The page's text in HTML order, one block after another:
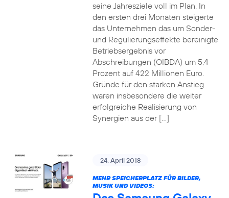
seine Jahresziele voll im Plan. In
den ersten drei Monaten steigerte
das Unternehmen das um Sonder-
und Regulierungseffekte bereinigte
Betriebsergebnis vor
Abschreibungen (OIBDA) um 5,4
Prozent auf 422 Millionen Euro.
Gründe für den starken Anstieg
waren insbesondere die weiter
erfolgreiche Realisierung von
Synergien aus der […]
24. April 2018
MEHR SPEICHERPLATZ FÜR BILDER,
MUSIK UND VIDEOS: